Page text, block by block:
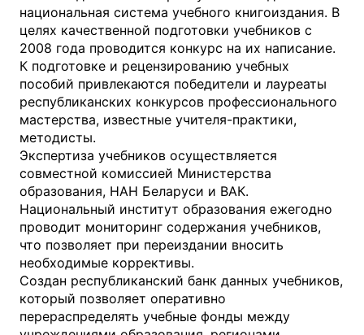
национальная система учебного книгоиздания. В
целях качественной подготовки учебников с
2008 года проводится конкурс на их написание.
К подготовке и рецензированию учебных
пособий привлекаются победители и лауреаты
республиканских конкурсов профессионального
мастерства, известные учителя-практики,
методисты.
Экспертиза учебников осуществляется
совместной комиссией Министерства
образования, НАН Беларуси и ВАК.
Национальный институт образования ежегодно
проводит мониторинг содержания учебников,
что позволяет при переиздании вносить
необходимые коррективы.
Создан республиканский банк данных учебников,
который позволяет оперативно
перераспределять учебные фонды между